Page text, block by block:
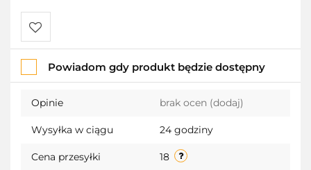
Do
przechowalni
Powiadom gdy produkt będzie dostępny
Opinie brak ocen (dodaj)
Wysyłka w ciągu 24 godziny
Cena przesyłki 18